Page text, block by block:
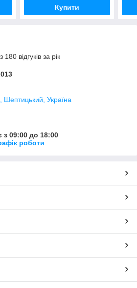
Купити
відгуків за рік
Шептицький, Україна
з 09:00 до 18:00
роботи